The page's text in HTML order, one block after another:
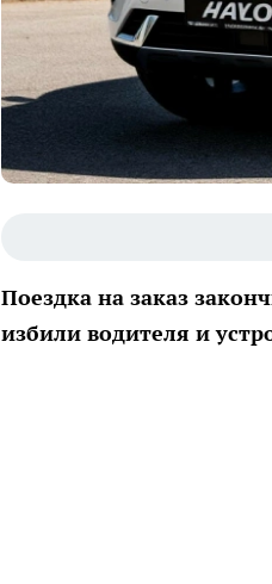
Поездка на заказ
избили водителя и